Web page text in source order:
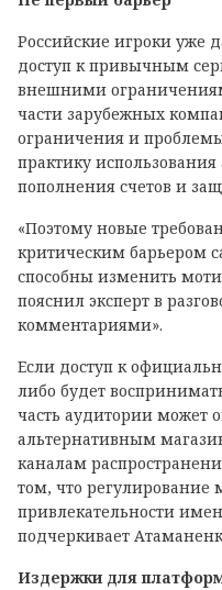
Российские игроки уже
доступ к привычным
внешними
части зарубежных
ограничения и
практику
пополнения счетов и
«Поэтому новые
критическим барьером
способны изменить
пояснил эксперт в
комментариями».
Если доступ к
либо будет
часть аудитории может
альтернативным
каналам
том, что
привлекательности
подчеркивает
Издержки для